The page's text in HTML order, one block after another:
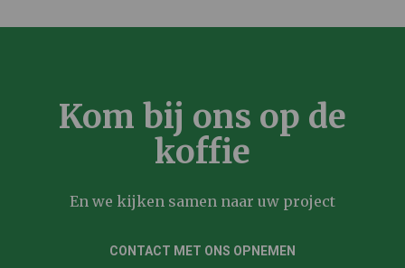
Kom bij ons op de
koffie
En we kijken samen naar uw project
CONTACT MET ONS OPNEMEN